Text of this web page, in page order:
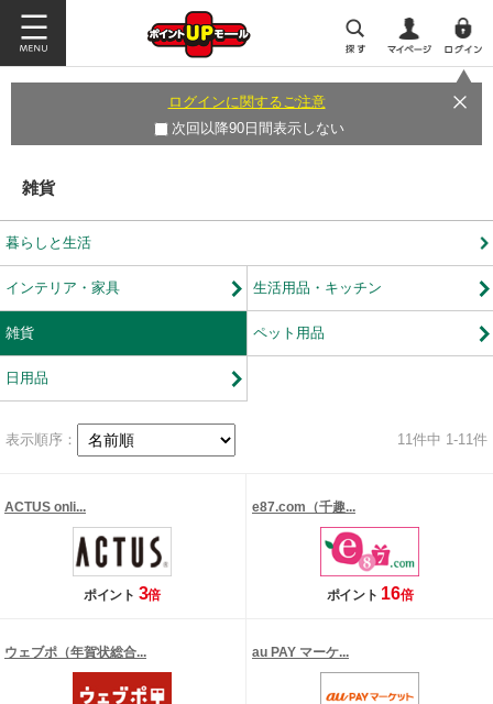
ログインに関するご注意
次回以降90日間表示しない
雑貨
暮らしと生活
インテリア・家具 生活用品・キッチン
雑貨 ペット用品
日用品
表示順序： 11件中 1-11件
ACTUS onli...
ポイント 3倍
e87.com（千趣...
ポイント 16倍
ウェブポ（年賀状総合... au PAY マーケ...